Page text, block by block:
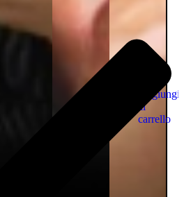
Aggiungi
al
carrello